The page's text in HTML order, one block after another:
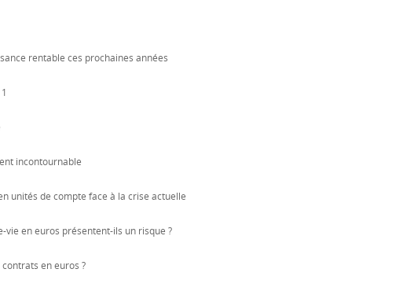
rentable ces prochaines années
incontournable
unités de compte face à la crise actuelle
vie en euros présentent-ils un risque ?
en euros ?